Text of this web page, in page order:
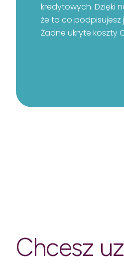
kredytowych. Dzięki
że to co podpisujesz
Żadne ukryte koszty
Chcesz